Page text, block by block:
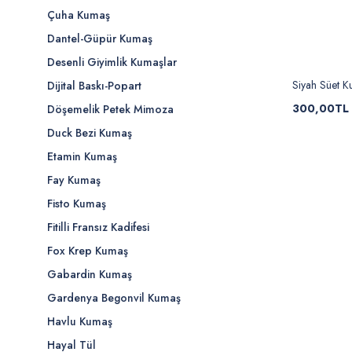
Çuha Kumaş
Dantel-Güpür Kumaş
Desenli Giyimlik Kumaşlar
Dijital Baskı-Popart
Döşemelik Petek Mimoza
Duck Bezi Kumaş
Etamin Kumaş
Fay Kumaş
Fisto Kumaş
Fitilli Fransız Kadifesi
Fox Krep Kumaş
Gabardin Kumaş
Gardenya Begonvil Kumaş
Havlu Kumaş
Hayal Tül
Siyah Süet
300,00TL